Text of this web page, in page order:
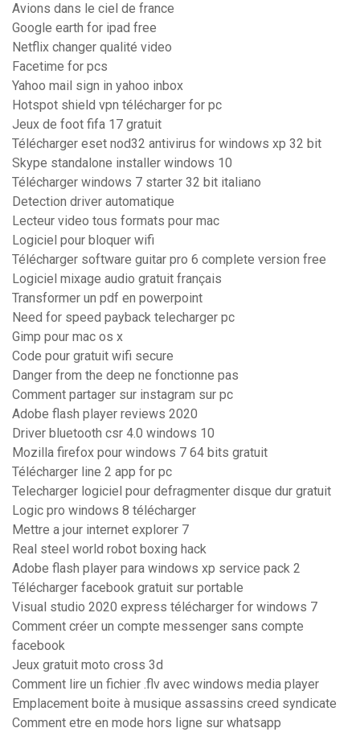
Avions dans le ciel de france
Google earth for ipad free
Netflix changer qualité video
Facetime for pcs
Yahoo mail sign in yahoo inbox
Hotspot shield vpn télécharger for pc
Jeux de foot fifa 17 gratuit
Télécharger eset nod32 antivirus for windows xp 32 bit
Skype standalone installer windows 10
Télécharger windows 7 starter 32 bit italiano
Detection driver automatique
Lecteur video tous formats pour mac
Logiciel pour bloquer wifi
Télécharger software guitar pro 6 complete version free
Logiciel mixage audio gratuit français
Transformer un pdf en powerpoint
Need for speed payback telecharger pc
Gimp pour mac os x
Code pour gratuit wifi secure
Danger from the deep ne fonctionne pas
Comment partager sur instagram sur pc
Adobe flash player reviews 2020
Driver bluetooth csr 4.0 windows 10
Mozilla firefox pour windows 7 64 bits gratuit
Télécharger line 2 app for pc
Telecharger logiciel pour defragmenter disque dur gratuit
Logic pro windows 8 télécharger
Mettre a jour internet explorer 7
Real steel world robot boxing hack
Adobe flash player para windows xp service pack 2
Télécharger facebook gratuit sur portable
Visual studio 2020 express télécharger for windows 7
Comment créer un compte messenger sans compte
facebook
Jeux gratuit moto cross 3d
Comment lire un fichier .flv avec windows media player
Emplacement boite à musique assassins creed syndicate
Comment etre en mode hors ligne sur whatsapp